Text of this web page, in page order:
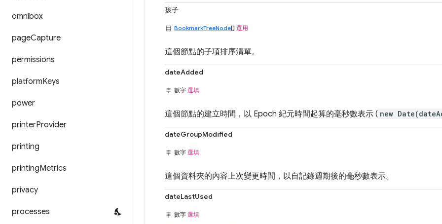
omnibox
pageCapture
permissions
platformKeys
power
printerProvider
printing
printingMetrics
privacy
processes
孩子
BookmarkTreeNode[] 選用
這個節點的子項排序清單。
dateAdded
數字 選填
這個節點的建立時間，以 Epoch 紀元時間起算的毫秒數表示 ( new
dateGroupModified
數字 選填
這個資料夾的內容上次變更時間，以自記錄週期後的毫秒數表示。
dateLastUsed
數字 選填